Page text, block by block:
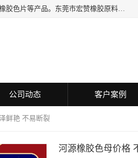
东莞市宏赞橡胶原料有限公司批量供应：橡胶色胶、橡胶色母、橡胶色母胶、橡胶颜料、橡胶色片等产品。东莞市宏赞橡胶原料有限公司经营已经十五年的历史，目前的客户群广达东南亚各国，也是目前橡胶制造密集度高的中国大陆橡胶制品工厂使用多，市场占有率高的色胶专业生产工厂。
公司动态 客户案例
鲜艳 不易断裂
河源橡胶色母价格